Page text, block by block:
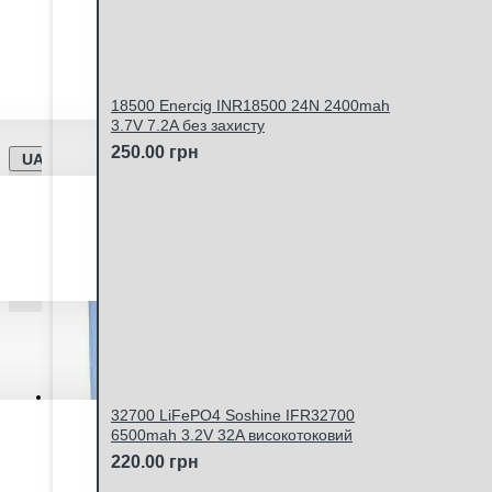
UA
Особистий кабінет
18500 Enercig INR18500 24N 2400mah
3.7V 7.2A без захисту
250.00 грн
32700 LiFePO4 Soshine IFR32700
6500mah 3.2V 32A високотоковий
220.00 грн